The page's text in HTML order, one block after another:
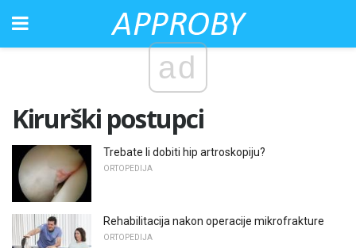
ad
Kirurški postupci
Trebate li dobiti hip artroskopiju?
ORTOPEDIJA
Rehabilitacija nakon operacije mikrofrakture
ORTOPEDIJA